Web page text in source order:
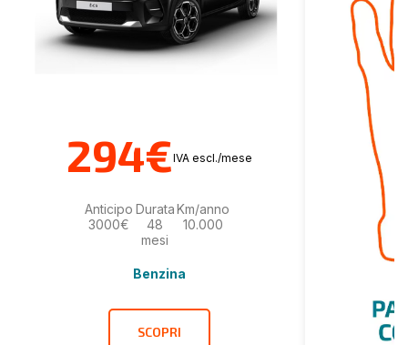
294€IVA escl./mese
Anticipo
3000€
Durata
48
mesi
Km/anno
10.000
Benzina
SCOPRI